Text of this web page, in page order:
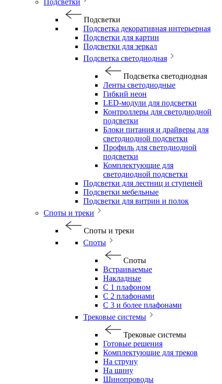
Подсветки
Подсветки
Подсветка декоративная интерьерная
Подсветки для картин
Подсветки для зеркал
Подсветка светодиодная
Подсветка светодиодная
Ленты светодиодные
Гибкий неон
LED-модули для подсветки
Контроллеры для светодиодной
подсветки
Блоки питания и драйверы для
светодиодной подсветки
Профиль для светодиодной
подсветки
Комплектующие для
светодиодной подсветки
Подсветки для лестниц и ступеней
Подсветки мебельные
Подсветки для витрин и полок
Споты и треки
Споты и треки
Споты
Споты
Встраиваемые
Накладные
С 1 плафоном
С 2 плафонами
С 3 и более плафонами
Трековые системы
Трековые системы
Готовые решения
Комплектующие для треков
На струну
На шину
Шинопроводы